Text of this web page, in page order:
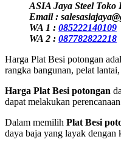
ASIA Jaya Steel Toko
Email :
WA 1 : 085222140109
WA 2 : 087782822218
Harga Plat Besi potongan
rangka bangunan, pelat
Harga Plat Besi potongan
dapat melakukan
Dalam memilih Plat Besi
daya baja yang layak